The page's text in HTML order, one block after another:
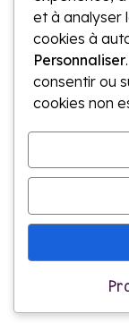
et à analyser
cookies à
Personnaliser
consentir ou
cookies non